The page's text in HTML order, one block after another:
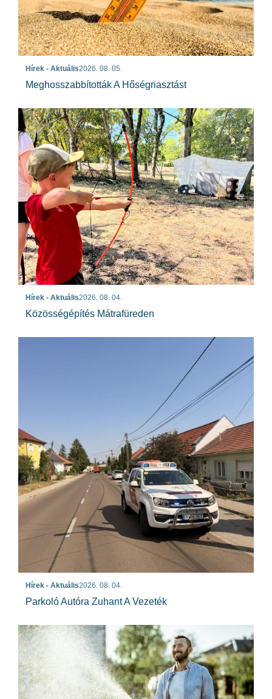
Hírek - Aktuális2026. 08. 05.
Meghosszabbították A Hőségriasztást
Hírek - Aktuális2026. 08. 04.
Közösségépítés Mátrafüreden
Hírek - Aktuális2026. 08. 04.
Parkoló Autóra Zuhant A Vezeték